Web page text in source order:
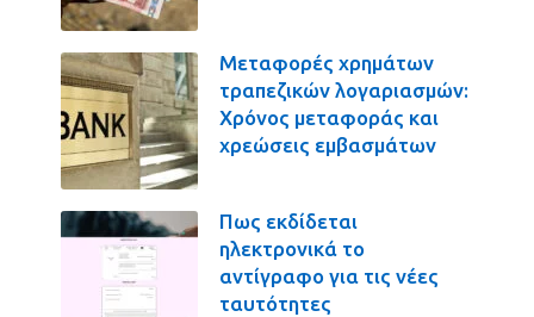
Μεταφορές χρημάτων
τραπεζικών λογαριασμών:
Χρόνος μεταφοράς και
χρεώσεις εμβασμάτων
Πως εκδίδεται
ηλεκτρονικά το
αντίγραφο για τις νέες
ταυτότητες